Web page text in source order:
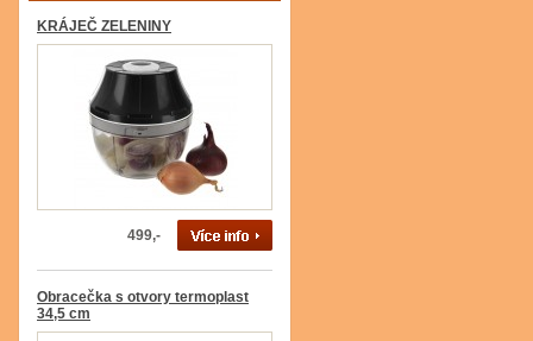
KRÁJEČ ZELENINY
499,-
Obracečka s otvory termoplast
34,5 cm